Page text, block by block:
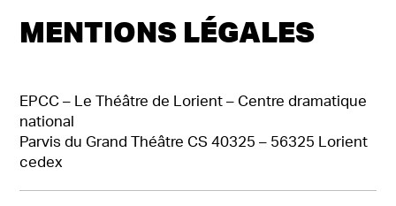
MENTIONS LÉGALES
EPCC – Le Théâtre de Lorient – Centre dramatique
national
Parvis du Grand Théâtre CS 40325 – 56325 Lorient
cedex